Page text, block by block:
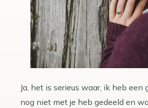
Ja, het is serieus waar, ik heb een
nog niet met je heb gedeeld en